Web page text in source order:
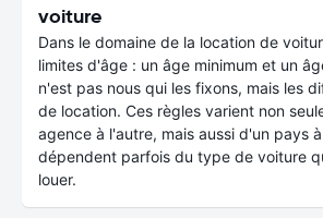
voiture
Dans le domaine de la location de
limites d'âge : un âge minimum et un
n'est pas nous qui les fixons, mais les
de location. Ces règles varient non
agence à l'autre, mais aussi d'un pays
dépendent parfois du type de voiture
louer.